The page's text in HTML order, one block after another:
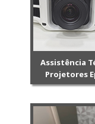
Assistência
Projetores